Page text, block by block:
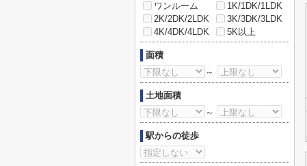
ワンルーム
1K/1DK/1LDK
2K/2DK/2LDK
3K/3DK/3LDK
4K/4DK/4LDK
5K以上
面積
～
土地面積
～
駅からの徒歩